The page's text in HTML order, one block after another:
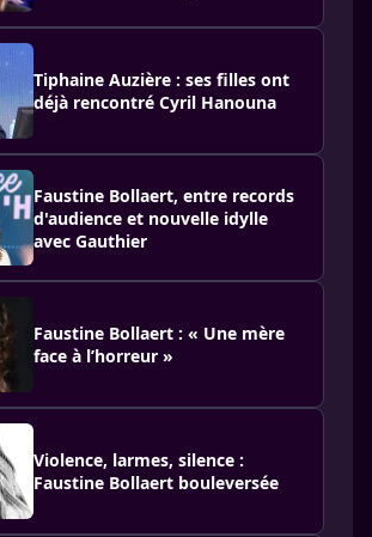
Tiphaine Auzière : ses filles ont
déjà rencontré Cyril Hanouna
Faustine Bollaert, entre records
d'audience et nouvelle idylle
avec Gauthier
Faustine Bollaert : « Une mère
face à l’horreur »
Violence, larmes, silence :
Faustine Bollaert bouleversée